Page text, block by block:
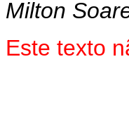
Milton
Este texto